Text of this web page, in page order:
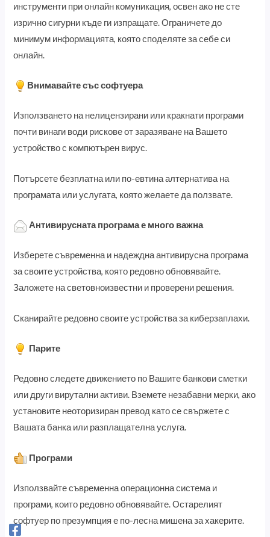
инструменти при онлайн комуникация, освен ако не сте
изрично сигурни къде ги изпращате. Ограничете до
минимум информацията, която споделяте за себе си
онлайн.
Внимавайте със софтуера
Използването на нелицензирани или кракнати програми
почти винаги води рискове от заразяване на Вашето
устройство с компютърен вирус.
Потърсете безплатна или по-евтина алтернатива на
програмата или услугата, която желаете да ползвате.
Антивирусната програма е много важна
Изберете съвременна и надеждна антивирусна програма
за своите устройства, която редовно обновявайте.
Заложете на световноизвестни и проверени решения.
Сканирайте редовно своите устройства за киберзаплахи.
Парите
Редовно следете движението по Вашите банкови сметки
или други вирутални активи. Вземете незабавни мерки, ако
установите неоторизиран превод като се свържете с
Вашата банка или разплащателна услуга.
Програми
Използвайте съвременна операционна система и
програми, които редовно обновявайте. Остарелият
софтуер по презумпция е по-лесна мишена за хакерите.